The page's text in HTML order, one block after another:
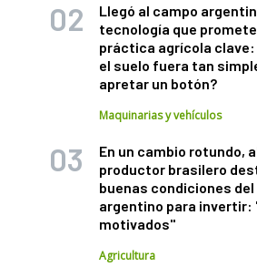
Llegó al campo
tecnología que
práctica agrícola clave:
el suelo fuera tan
apretar un botón?
Maquinarias y vehículos
En un cambio rotundo,
productor brasilero
buenas condiciones del
argentino para invertir:
motivados"
Agricultura